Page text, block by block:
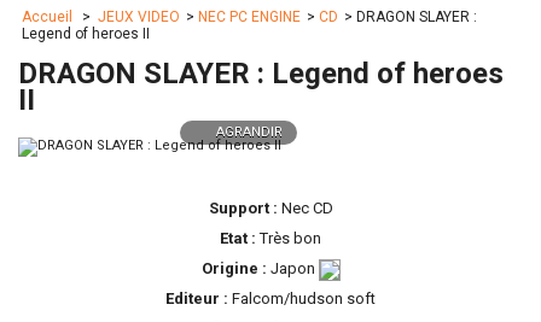
Accueil > JEUX VIDEO > NEC PC ENGINE > CD > DRAGON SLAYER :
Legend of heroes II
DRAGON SLAYER : Legend of heroes
II
AGRANDIR
Support : Nec CD
Etat :Très bon
Origine : Japon
Editeur : Falcom/hudson soft